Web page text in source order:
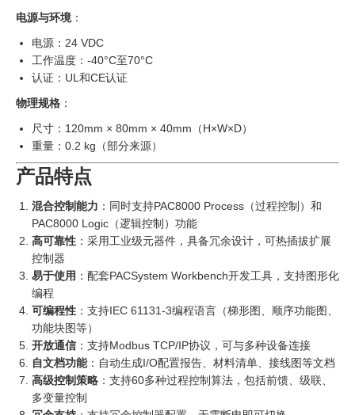
电源与环境 ：
电源：24 VDC
工作温度：-40°C至70°C
认证：UL和CE认证
物理规格 ：
尺寸：120mm × 80mm × 40mm（H×W×D）
重量：0.2 kg（部分来源）
产品特点
混合控制能力 ：同时支持PAC8000 Process（过程控制）和
PAC8000 Logic（逻辑控制）功能
高可靠性 ：采用工业级元器件，具备冗余设计，可热插拔扩展
控制器
易于使用 ：配套PACSystem Workbench开发工具，支持图形化
编程
可编程性 ：支持IEC 61131-3编程语言（梯形图、顺序功能图、
功能块图等）
开放通信 ：支持Modbus TCP/IP协议，可与多种设备连接
自文档功能：自动生成I/O配置报告、材料清单、接线图等文档
高级控制策略 ：支持60多种过程控制算法，包括前馈、级联、
多变量控制